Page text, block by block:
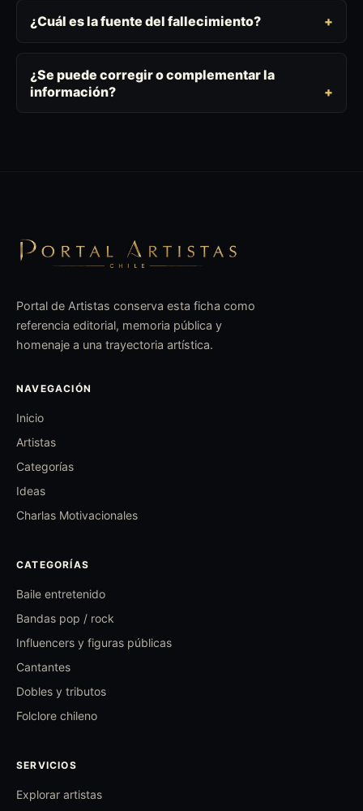
¿Cuál es la fuente del fallecimiento?
¿Se puede corregir o complementar la
información?
Portal de Artistas conserva esta ficha como
referencia editorial, memoria pública y
homenaje a una trayectoria artística.
NAVEGACIÓN
Inicio
Artistas
Categorías
Ideas
Charlas Motivacionales
CATEGORÍAS
Baile entretenido
Bandas pop / rock
Influencers y figuras públicas
Cantantes
Dobles y tributos
Folclore chileno
SERVICIOS
Explorar artistas